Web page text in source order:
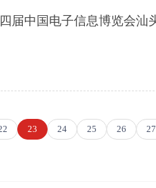
届中国电子信息博览会汕
23 24 25 26 27